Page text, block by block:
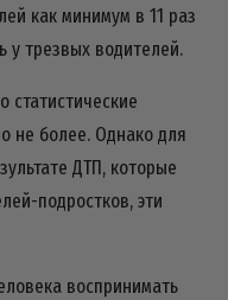
как минимум в 11 раз
у трезвых водителей.
статистические
не более. Однако для
ДТП, которые
подростков, эти
воспринимать